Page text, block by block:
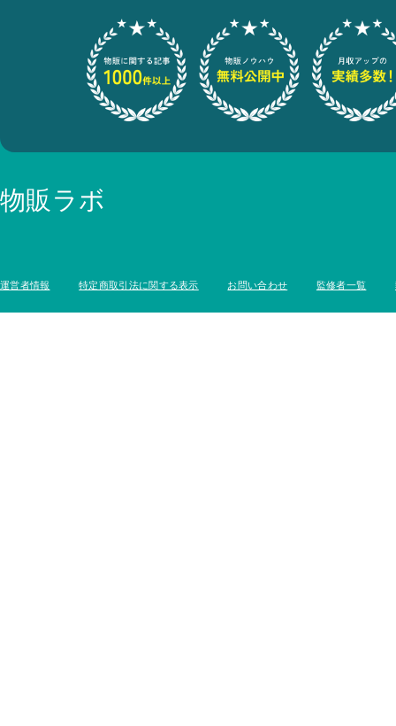
物販ラボ
運営者情報 特定商取引法に関する表示 お問い合わせ 監修者一覧